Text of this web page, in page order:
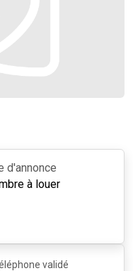
d'annonce
à louer
validé